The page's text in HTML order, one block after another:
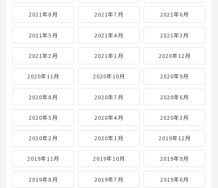
2021年8月 2021年7月 2021年6月
2021年5月 2021年4月 2021年3月
2021年2月 2021年1月 2020年12月
2020年11月 2020年10月 2020年9月
2020年8月 2020年7月 2020年6月
2020年5月 2020年4月 2020年3月
2020年2月 2020年1月 2019年12月
2019年11月 2019年10月 2019年9月
2019年8月 2019年7月 2019年6月